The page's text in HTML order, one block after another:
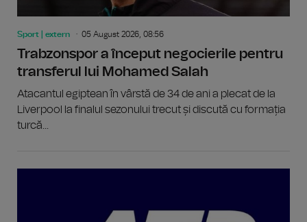
Sport | extern 05 August 2026, 08:56
Trabzonspor a început negocierile pentru
transferul lui Mohamed Salah
Atacantul egiptean în vârstă de 34 de ani a plecat de la
Liverpool la finalul sezonului trecut și discută cu formația
turcă...